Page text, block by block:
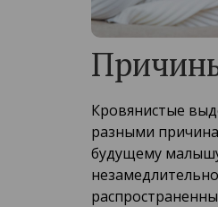
Кровянистые
разными
будущему